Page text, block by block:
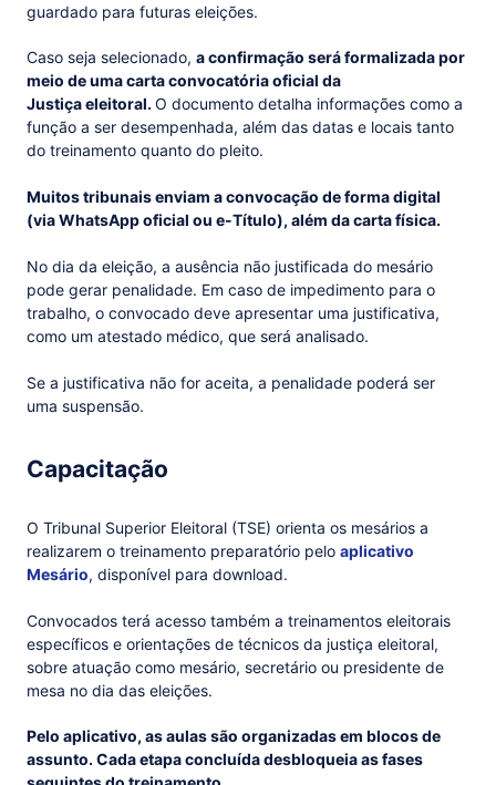
guardado para futuras eleições.
Caso seja selecionado, a confirmação será formalizada por
meio de uma carta convocatória oficial da
Justiça eleitoral. O documento detalha informações como a
função a ser desempenhada, além das datas e locais tanto
do treinamento quanto do pleito.
Muitos tribunais enviam a convocação de forma digital
(via WhatsApp oficial ou e-Título), além da carta física.
No dia da eleição, a ausência não justificada do mesário
pode gerar penalidade. Em caso de impedimento para o
trabalho, o convocado deve apresentar uma justificativa,
como um atestado médico, que será analisado.
Se a justificativa não for aceita, a penalidade poderá ser
uma suspensão.
Capacitação
O Tribunal Superior Eleitoral (TSE) orienta os mesários a
realizarem o treinamento preparatório pelo aplicativo
Mesário, disponível para download.
Convocados terá acesso também a treinamentos eleitorais
específicos e orientações de técnicos da justiça eleitoral,
sobre atuação como mesário, secretário ou presidente de
mesa no dia das eleições.
Pelo aplicativo, as aulas são organizadas em blocos de
assunto. Cada etapa concluída desbloqueia as fases